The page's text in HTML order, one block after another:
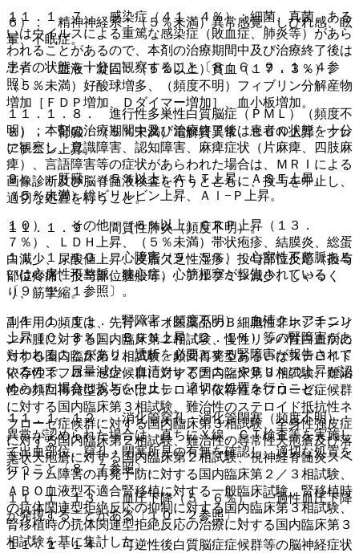
６）． 精神神経系：（５％未満）異常感覚、しびれ感、眩
暈、不眠症。
７）． 血液・凝固：（５％以上）貧血（１７．３％）、
（５％未満）好酸球増多、（頻度不明）フィブリン分解産物
増加［ＦＤＰ増加、Ｄダイマー増加］、血小板増加。
８）． 腎臓：（５％未満）電解質異常、ＢＵＮ上昇、クレ
アチニン上昇。
９）． 肝臓：（５％以上）ＡＬＴ上昇、ＡＳＴ上昇、
（５％未満）総ビリルビン上昇、Ａｌ−Ｐ上昇。
１０）． その他：（５％以上）ＣＲＰ上昇（１３．
７％）、ＬＤＨ上昇、（５％未満）帯状疱疹、結膜炎、総蛋
白減少、尿酸値上昇、皮脂欠乏性湿疹、投与部位反応（投与
部位疼痛、投与部位腫脹等）、アルブミン減少、しゃっく
り、筋攣縮。
副作用の頻度は、先行バイオ医薬品のＢ細胞性非ホジキンリ
ンパ腫に対する国内臨床第２相試験、慢性リンパ性白血病に
対する国内臨床第２相試験、頻回再発型あるいはステロイド
依存性ネフローゼ症候群に対する国内臨床第３相試験、難治
性の頻回再発型あるいはステロイド依存性ネフローゼ症候群
に対する国内臨床第３相試験、難治性のステロイド抵抗性ネ
フローゼ症候群に対する国内臨床第３相試験、全身性強皮症
に対する国内臨床第２相試験、難治性の尋常性天疱瘡及び落
葉状天疱瘡に対する国内臨床第２相試験、視神経脊髄炎スペ
クトラム障害の再発予防に対する国内臨床第２／３相試験、
ＡＢＯ血液型不適合腎移植に対する一般臨床試験、腎移植時
の抗体関連型拒絶反応の抑制に対する国内臨床第３相試験、
腎移植時の抗体関連型拒絶反応の治療に対する国内臨床第３
相試験を基に集計した。
１１．１．７． 感染症（４１．４％）：細菌、真菌、ある
いはウイルスによる重篤な感染症（敗血症、肺炎等）があら
われることがあるので、本剤の治療期間中及び治療終了後は
患者の状態を十分に観察すること〔８．６、９．１．４参
照〕。
１１．１．８． 進行性多巣性白質脳症（ＰＭＬ）（頻度不
明）：本剤の治療期間中及び治療終了後は患者の状態を十分
に観察し、意識障害、認知障害、麻痺症状（片麻痺、四肢麻
痺）、言語障害等の症状があらわれた場合は、ＭＲＩによる
画像診断及び脳脊髄液検査を行うとともに、投与を中止し、
適切な処置を行うこと。
１１．１．９． 間質性肺炎（頻度不明）。
１１．１．１０． 心障害（９．５％）：心室性不整脈ある
いは心房性不整脈、狭心症、心筋梗塞が報告されている
〔９．１．１参照〕。
１１．１．１１． 腎障害（頻度不明）：血清クレアチニン
上昇（０．８％）、ＢＵＮ上昇（２．１％）等の腎障害があ
らわれることがあり、透析を必要とする腎障害が報告されて
いるので、尿量減少、血清クレアチニンやＢＵＮの上昇が認
められた場合は投与を中止し、適切な処置を行うこと。
１１．１．１２． 消化管穿孔・消化管閉塞（頻度不明）：
異常が認められた場合は、直ちにＸ線、ＣＴ検査等を実施し
て出血部位、穿孔・閉塞所見の有無を確認し、適切な処置を
行うこと〔８．７参照〕。
１１．１．１３． 血圧下降（５．６％）：一過性血圧下降
が発現することがある〔１０．２参照〕。
１１．１．１４． 可逆性後白質脳症症候群等の脳神経症状